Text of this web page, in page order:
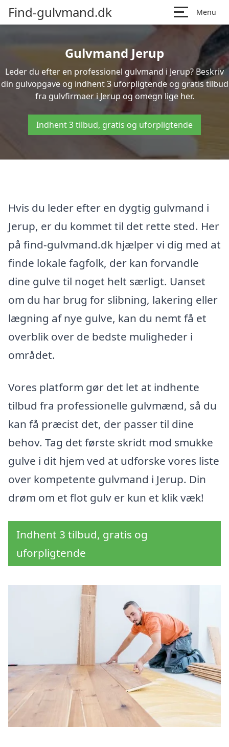
Find-gulvmand.dk Menu
Gulvmand Jerup
Leder du efter en professionel gulvmand i Jerup? Beskriv
din gulvopgave og indhent 3 uforpligtende og gratis tilbud
fra gulvfirmaer i Jerup og omegn lige her.
Indhent 3 tilbud, gratis og uforpligtende
Hvis du leder efter en dygtig gulvmand i
Jerup, er du kommet til det rette sted. Her
på find-gulvmand.dk hjælper vi dig med at
finde lokale fagfolk, der kan forvandle
dine gulve til noget helt særligt. Uanset
om du har brug for slibning, lakering eller
lægning af nye gulve, kan du nemt få et
overblik over de bedste muligheder i
området.
Vores platform gør det let at indhente
tilbud fra professionelle gulvmænd, så du
kan få præcist det, der passer til dine
behov. Tag det første skridt mod smukke
gulve i dit hjem ved at udforske vores liste
over kompetente gulvmand i Jerup. Din
drøm om et flot gulv er kun et klik væk!
Indhent 3 tilbud, gratis og
uforpligtende